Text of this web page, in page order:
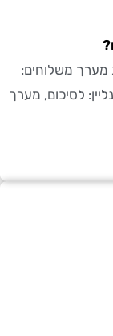
משלוחים:
לסיכום, מערך